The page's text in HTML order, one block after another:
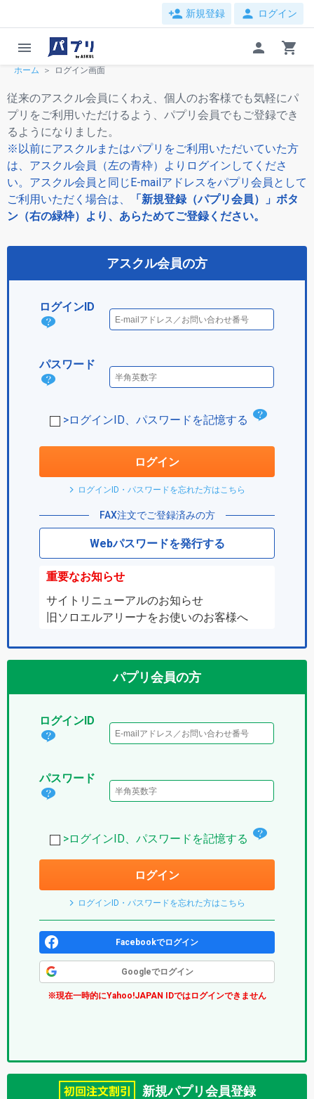
person_add 新規登録 person ログイン
menu person shopping_cart
ホーム ログイン画面
従来のアスクル会員にくわえ、個人のお客様でも気軽にパ
プリをご利用いただけるよう、パプリ会員でもご登録でき
るようになりました。
※以前にアスクルまたはパプリをご利用いただいていた方
は、アスクル会員（左の青枠）よりログインしてくださ
い。アスクル会員と同じE-mailアドレスをパプリ会員として
ご利用いただく場合は、
「新規登録（パプリ会員）」ボタ
ン（右の緑枠）より、あらためてご登録ください。
アスクル会員の方
ログインID
ログ
IDと
パスワード
パス
ド
は？
>ログインID、パスワードを記憶する
ク
ッ
ログイン
ログインID・パスワードを忘れた方はこちら
FAX注文でご登録済みの方
Webパスワードを発行する
重要なお知らせ
サイトリニューアルのお知らせ
旧ソロエルアリーナをお使いのお客様へ
パプリ会員の方
ログインID
ログ
IDと
プ
パスワード
パス
ド
は？
リ)
>ログインID、パスワードを記憶する
ェ
ボ
ク
ス
ログイン
ログインID・パスワードを忘れた方はこちら
Facebookでログイン
Googleでログイン
※現在一時的にYahoo!JAPAN IDではログインできません
新規パプリ会員登録